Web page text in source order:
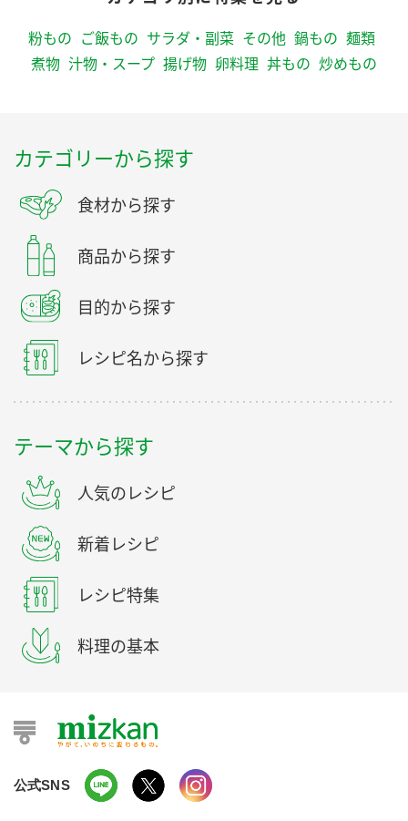
粉もの ご飯もの サラダ・副菜 その他 鍋もの 麺類
煮物 汁物・スープ 揚げ物 卵料理 丼もの 炒めもの
カテゴリーから探す
食材から探す
商品から探す
目的から探す
レシピ名から探す
テーマから探す
人気のレシピ
新着レシピ
レシピ特集
料理の基本
公式SNS